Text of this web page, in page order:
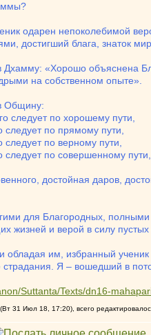
одарен непоколебимой
достигший блага, знаток
«Хорошо объяснена
на собственном опыте».
Общину:
следует по хорошему пути,
по прямому пути,
по верному пути,
по совершенному
достойная даров,
для Благородных,
жизней и верой в силу
им, избранный
Я – вошедший в
Suttanta/Texts/dn16-
31 Июл 18, 17:20), всего